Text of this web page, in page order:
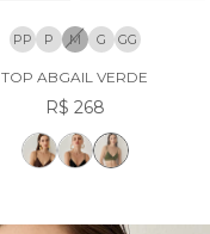
PP P M G GG
TOP ABGAIL VERDE
R$ 268